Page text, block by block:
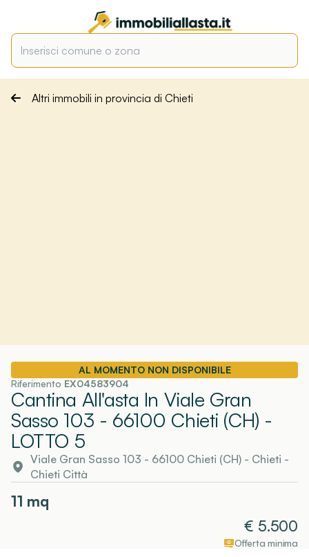
Altri immobili in provincia di Chieti
AL MOMENTO NON DISPONIBILE
Riferimento EX04583904
Cantina All'asta In Viale Gran
Sasso 103 - 66100 Chieti (CH) -
LOTTO 5
Viale Gran Sasso 103 - 66100 Chieti (CH) - Chieti -
Chieti Città
11 mq
€ 5.500
Offerta minima